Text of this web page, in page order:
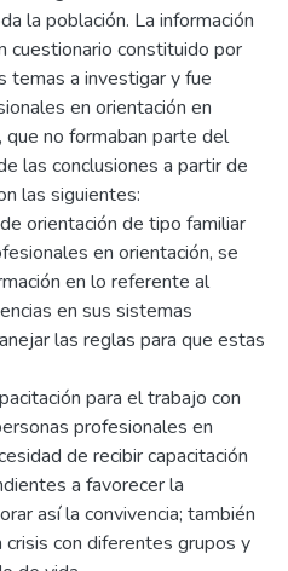
la población. La información
cuestionario constituido por
temas a investigar y fue
en orientación en
no formaban parte del
las conclusiones a partir de
las siguientes:
orientación de tipo familiar
en orientación, se
en lo referente al
en sus sistemas
las reglas para que estas
para el trabajo con
profesionales en
de recibir capacitación
a favorecer la
así la convivencia; también
crisis con diferentes grupos y